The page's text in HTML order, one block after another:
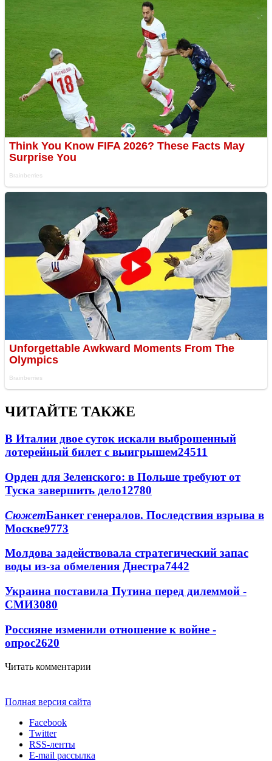
ЧИТАЙТЕ ТАКЖЕ
В Италии двое суток искали выброшенный
лотерейный билет с выигрышем24511
Орден для Зеленского: в Польше требуют от
Туска завершить дело12780
СюжетБанкет генералов. Последствия взрыва в
Москве9773
Молдова задействовала стратегический запас
воды из-за обмеления Днестра7442
Украина поставила Путина перед дилеммой -
СМИ3080
Россияне изменили отношение к войне -
опрос2620
Читать комментарии
Полная версия сайта
Facebook
Twitter
RSS-ленты
E-mail рассылка